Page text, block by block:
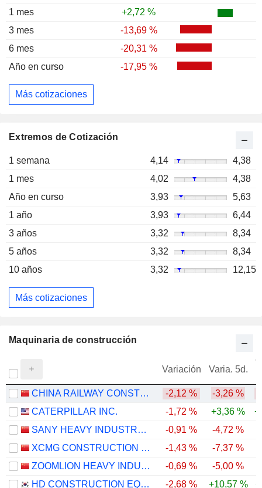
1 mes
+2,72 %
3 mes
-13,69 %
6 mes
-20,31 %
Año en curso
-17,95 %
Más cotizaciones
Extremos de Cotización
1 semana 4,14
4,38
1 mes
4,02
4,38
Año en curso
3,93
5,63
1 año
3,93
6,44
3 años
3,32
8,34
5 años
3,32
8,34
10 años
3,32 12,15
Más cotizaciones
Maquinaria de construcción
Variación Varia. 5d.
CHINA RAILWAY CONSTRUCTION HEAVY INDUSTRY CORPORATION LIMITED -2,12 % -3,26 %
CATERPILLAR INC.
-1,72 % +3,36 %
SANY HEAVY INDUSTRY CO.,LTD
-0,91 % -4,72 %
XCMG CONSTRUCTION MACHINERY CO., LTD.
-1,43 % -7,37 %
ZOOMLION HEAVY INDUSTRY SCIENCE AND TECHNOLOGY CO., LTD.
-0,69 % -5,00 %
HD CONSTRUCTION EQUIPMENT CO., LTD.
-2,68 % +10,57 %